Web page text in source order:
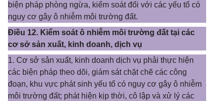
biện pháp phòng ngừa, kiểm soát đối với các yếu tố có
nguy cơ gây ô nhiễm môi trường đất.
Điều 12. Kiểm soát ô nhiễm môi trường đất tại các
cơ sở sản xuất, kinh doanh, dịch vụ
1. Cơ sở sản xuất, kinh doanh dịch vụ phải thực hiện
các biện pháp theo dõi, giám sát chặt chẽ các công
đoạn, khu vực phát sinh yếu tố có nguy cơ gây ô nhiễm
môi trường đất; phát hiện kịp thời, cô lập và xử lý các